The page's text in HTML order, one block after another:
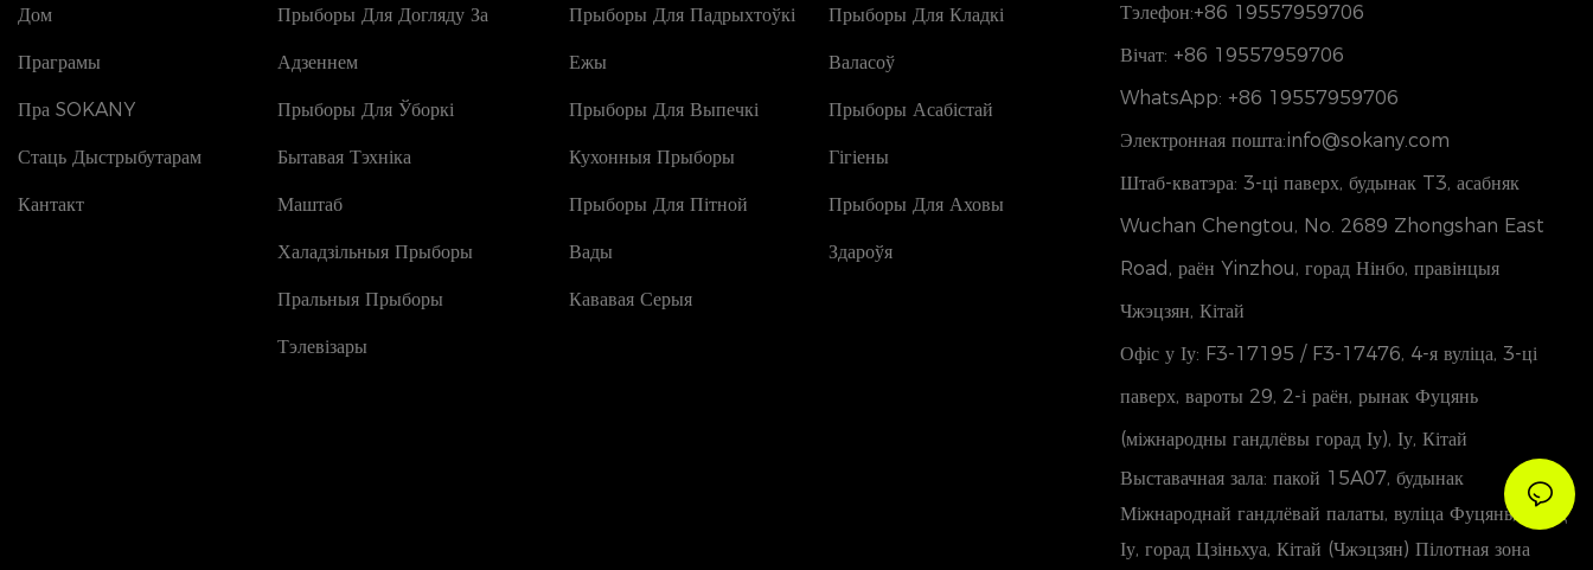
Дом
Праграмы
Пра SOKANY
Стаць Дыстрыбутарам
Кантакт
Прыборы Для Догляду За
Адзеннем
Прыборы Для Ўборкі
Бытавая Тэхніка
Маштаб
Халадзільныя Прыборы
Пральныя Прыборы
Тэлевізары
Прыборы Для Падрыхтоўкі
Ежы
Прыборы Для Выпечкі
Кухонныя Прыборы
Прыборы Для Пітной
Вады
Кававая Серыя
Прыборы Для Кладкі
Валасоў
Прыборы Асабістай
Гігіены
Прыборы Для Аховы
Здароўя
Тэлефон:+86 19557959706
Вічат: +86 19557959706
WhatsApp: +86 19557959706
Электронная пошта:info@sokany.com
Штаб-кватэра: 3-ці паверх, будынак T3, асабняк
Wuchan Chengtou, No. 2689 Zhongshan East
Road, раён Yinzhou, горад Нінбо, правінцыя
Чжэцзян, Кітай
Офіс у Іу: F3-17195 / F3-17476, 4-я вуліца, 3-ці
паверх, вароты 29, 2-і раён, рынак Фуцянь
(міжнародны гандлёвы горад Іу), Іу, Кітай
Выставачная зала: пакой 15A07, будынак
Міжнароднай гандлёвай палаты, вуліца Фуцянь, горад
Іу, горад Цзіньхуа, Кітай (Чжэцзян) Пілотная зона